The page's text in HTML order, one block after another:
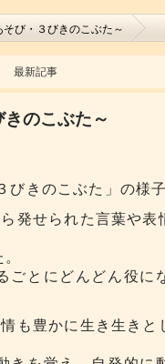
び・３びきのこぶた～
最新記事
のこぶた～
びきのこぶた」の様
発せられた言葉や表
ごとにどんどん役に
も豊かに生き生きと